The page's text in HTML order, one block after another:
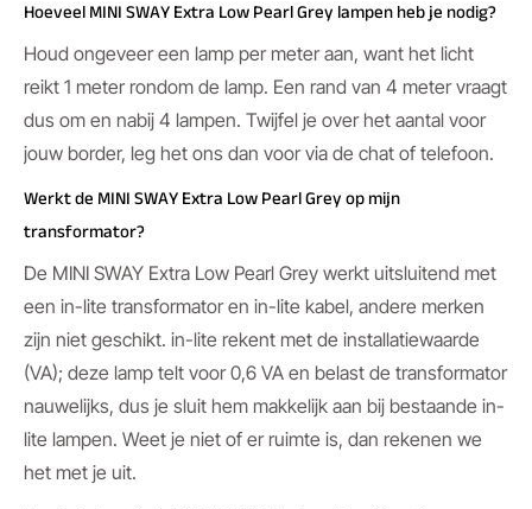
Hoeveel MINI SWAY Extra Low Pearl Grey lampen heb je nodig?
Houd ongeveer een lamp per meter aan, want het licht
reikt 1 meter rondom de lamp. Een rand van 4 meter vraagt
dus om en nabij 4 lampen. Twijfel je over het aantal voor
jouw border, leg het ons dan voor via de chat of telefoon.
Werkt de MINI SWAY Extra Low Pearl Grey op mijn
transformator?
De MINI SWAY Extra Low Pearl Grey werkt uitsluitend met
een in-lite transformator en in-lite kabel, andere merken
zijn niet geschikt. in-lite rekent met de installatiewaarde
(VA); deze lamp telt voor 0,6 VA en belast de transformator
nauwelijks, dus je sluit hem makkelijk aan bij bestaande in-
lite lampen. Weet je niet of er ruimte is, dan rekenen we
het met je uit.